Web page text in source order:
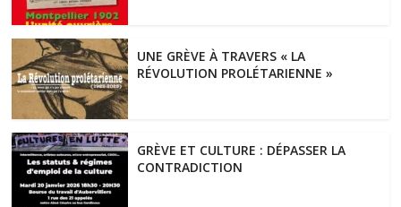
UNE GRÈVE À TRAVERS « LA
RÉVOLUTION PROLÉTARIENNE »
GRÈVE ET CULTURE : DÉPASSER LA
CONTRADICTION